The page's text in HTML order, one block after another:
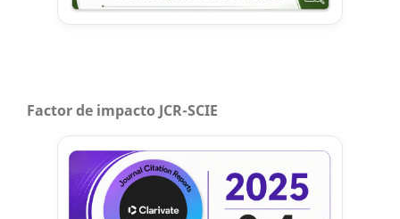
Factor de impacto JCR-SCIE